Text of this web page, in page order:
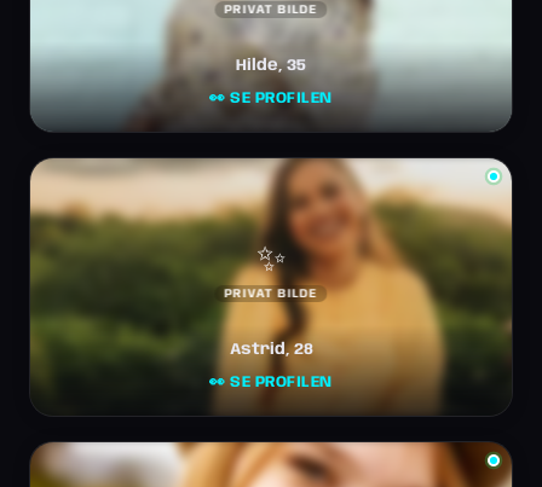
PRIVAT BILDE
Hilde, 35
👀 SE PROFILEN
✨
PRIVAT BILDE
Astrid, 28
👀 SE PROFILEN